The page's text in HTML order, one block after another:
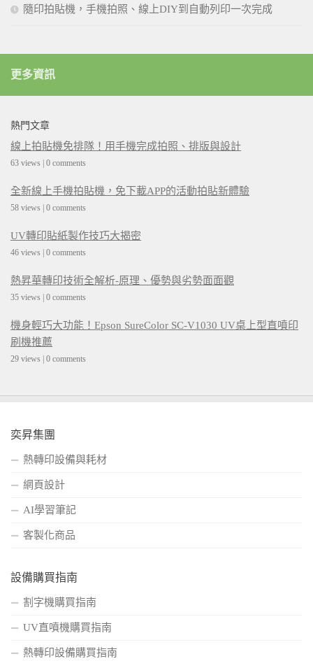
隨印拍貼機，手機拍照、線上DIY到自動列印一次完成
更多資訊
熱門文章
線上拍貼機免排隊！用手機完成拍照、排版與設計
63 views | 0 comments
全新線上手機拍貼機，免下載APP的活動拍貼新體驗
58 views | 0 comments
UV轉印貼紙製作技巧大揭密
46 views | 0 comments
熱昇華轉印技術全解析-原理、優勢與劣勢面面觀
35 views | 0 comments
機身輕巧大功能！Epson SureColor SC-V1030 UV桌上型直噴印
刷機推薦
29 views | 0 comments
奕昇集團
熱轉印設備與耗材
網頁設計
AI學習筆記
客製化商品
設備購買指南
割字機購買指南
UV直噴機購買指南
熱轉印設備購買指南